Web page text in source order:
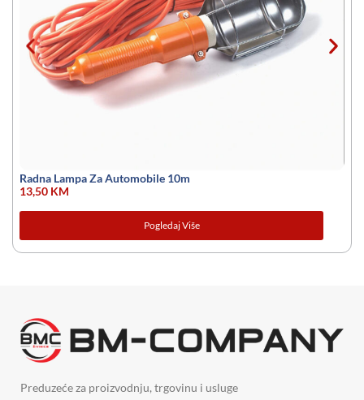
Radna Lampa Za Automobile 10m
13,50 KM
Pogledaj Više
Preduzeće za proizvodnju, trgovinu i usluge